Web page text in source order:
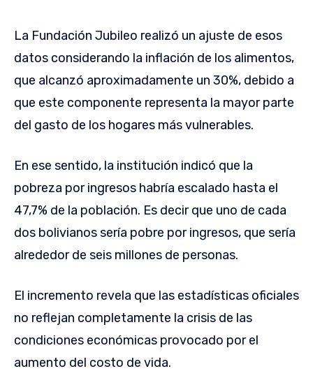
La Fundación Jubileo realizó un ajuste de esos
datos considerando la inflación de los alimentos,
que alcanzó aproximadamente un 30%, debido a
que este componente representa la mayor parte
del gasto de los hogares más vulnerables.
En ese sentido, la institución indicó que la
pobreza por ingresos habría escalado hasta el
47,7% de la población. Es decir que uno de cada
dos bolivianos sería pobre por ingresos, que sería
alrededor de seis millones de personas.
El incremento revela que las estadísticas oficiales
no reflejan completamente la crisis de las
condiciones económicas provocado por el
aumento del costo de vida.